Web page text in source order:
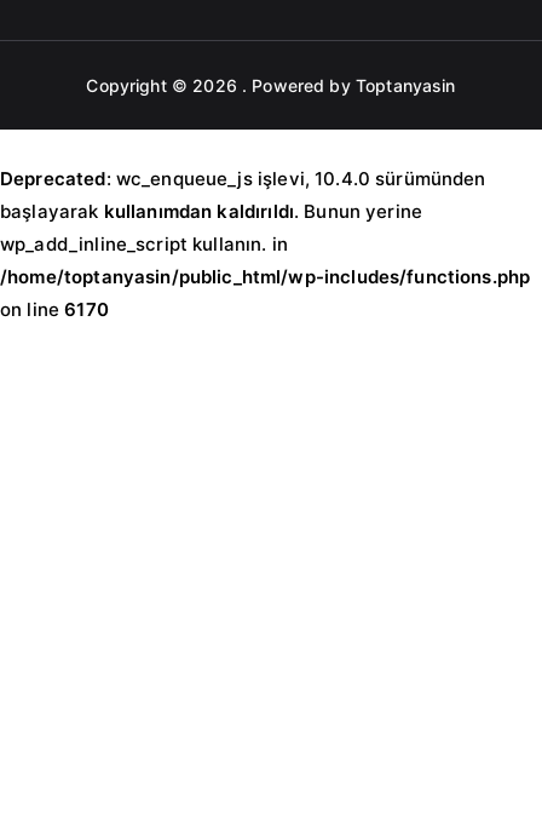
Copyright © 2026 . Powered by Toptanyasin
Deprecated: wc_enqueue_js işlevi, 10.4.0 sürümünden
başlayarak kullanımdan kaldırıldı. Bunun yerine
wp_add_inline_script kullanın. in
/home/toptanyasin/public_html/wp-includes/functions.php
on line6170